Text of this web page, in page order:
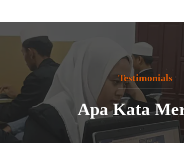
Testimonials
Apa Kata